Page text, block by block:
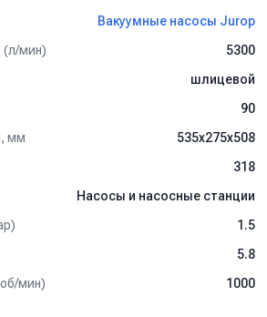
Вакуумные насосы Jurop
(л/мин)
5300
шлицевой
90
мм
535х275х508
318
Насосы и насосные станции
1.5
5.8
мин)
1000